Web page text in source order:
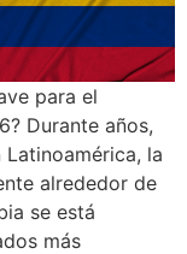
para el
Durante años,
la
alrededor de
se está
más